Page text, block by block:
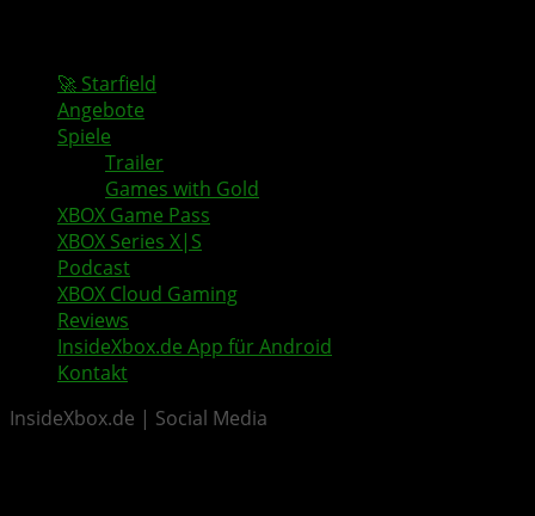
🚀 Starfield
Angebote
Spiele
Trailer
Games with Gold
XBOX Game Pass
XBOX Series X|S
Podcast
XBOX Cloud Gaming
Reviews
InsideXbox.de App für Android
Kontakt
InsideXbox.de | Social Media